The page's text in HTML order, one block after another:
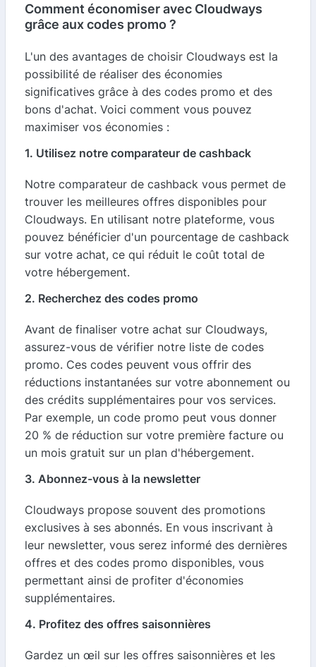
Comment économiser avec Cloudways
grâce aux codes promo ?
L'un des avantages de choisir Cloudways est la
possibilité de réaliser des économies
significatives grâce à des codes promo et des
bons d'achat. Voici comment vous pouvez
maximiser vos économies :
1. Utilisez notre comparateur de cashback
Notre comparateur de cashback vous permet de
trouver les meilleures offres disponibles pour
Cloudways. En utilisant notre plateforme, vous
pouvez bénéficier d'un pourcentage de cashback
sur votre achat, ce qui réduit le coût total de
votre hébergement.
2. Recherchez des codes promo
Avant de finaliser votre achat sur Cloudways,
assurez-vous de vérifier notre liste de codes
promo. Ces codes peuvent vous offrir des
réductions instantanées sur votre abonnement ou
des crédits supplémentaires pour vos services.
Par exemple, un code promo peut vous donner
20 % de réduction sur votre première facture ou
un mois gratuit sur un plan d'hébergement.
3. Abonnez-vous à la newsletter
Cloudways propose souvent des promotions
exclusives à ses abonnés. En vous inscrivant à
leur newsletter, vous serez informé des dernières
offres et des codes promo disponibles, vous
permettant ainsi de profiter d'économies
supplémentaires.
4. Profitez des offres saisonnières
Gardez un œil sur les offres saisonnières et les